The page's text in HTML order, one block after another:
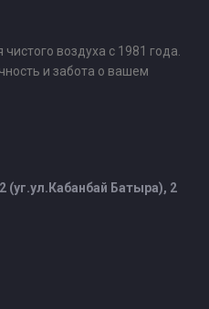
воздуха с 1981 года.
и забота о вашем
(уг.ул.Кабанбай Батыра), 2